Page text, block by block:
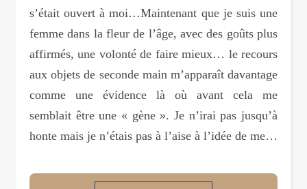
s’était ouvert à moi…Maintenant que je suis une
femme dans la fleur de l’âge, avec des goûts plus
affirmés, une volonté de faire mieux… le recours
aux objets de seconde main m’apparaît davantage
comme une évidence là où avant cela me
semblait être une « gène ». Je n’irai pas jusqu’à
honte mais je n’étais pas à l’aise à l’idée de me…